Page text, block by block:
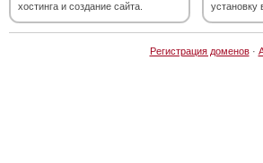
хостинга и создание сайта.
установку
Регистрация доменов·